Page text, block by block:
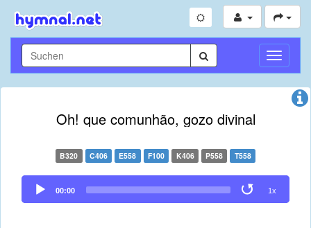
Oh! que comunhão, gozo divinal
B320 C406 E558 F100 K406 P558 T558
Audio
Player
00:00 1x